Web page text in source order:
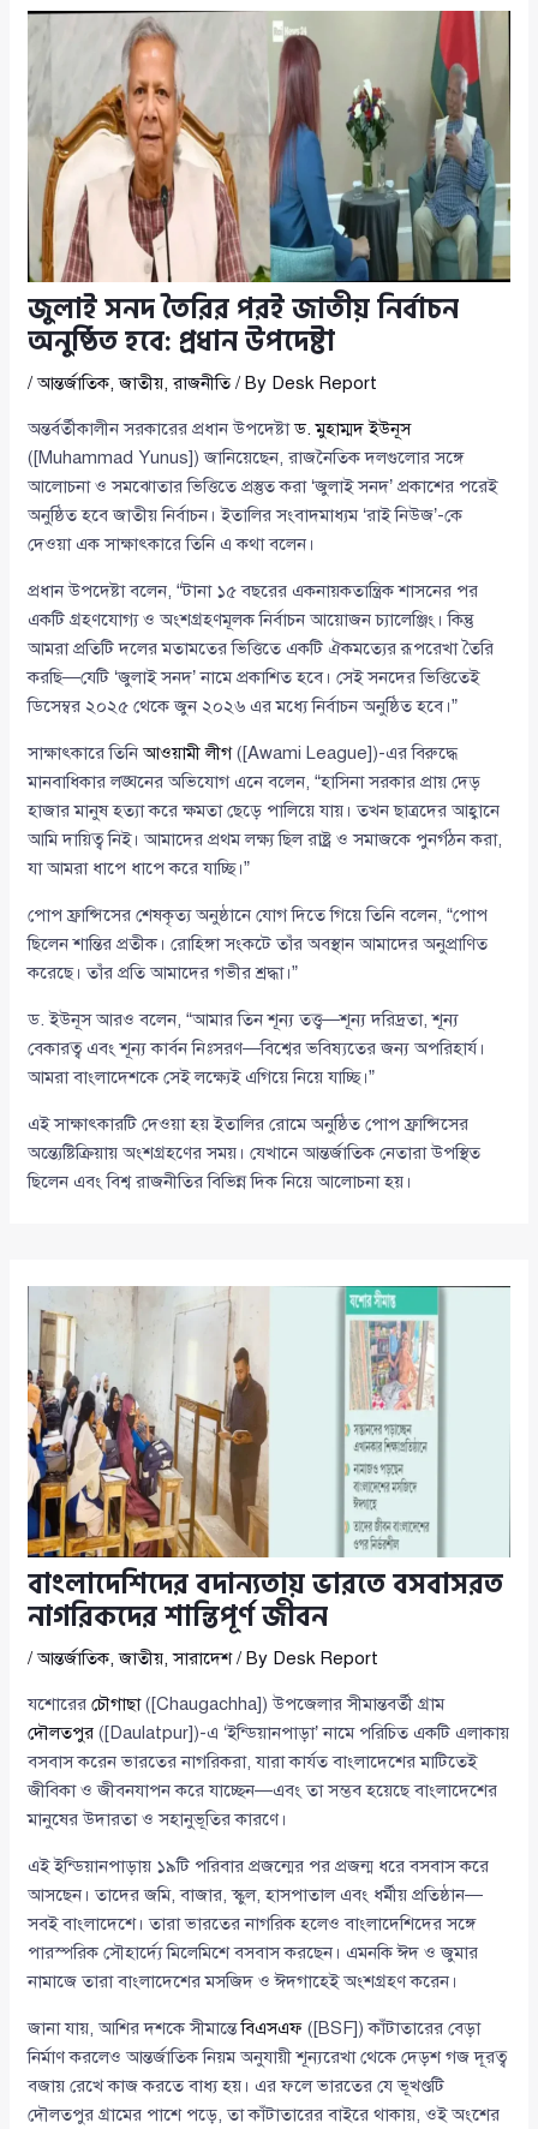
জুলাই সনদ তৈরির পরই জাতীয় নির্বাচন
অনুষ্ঠিত হবে: প্রধান উপদেষ্টা
/আন্তর্জাতিক,জাতীয়,রাজনীতি/ By Desk Report
অন্তর্বর্তীকালীন সরকারের প্রধান উপদেষ্টাড. মুহাম্মদ ইউনূস
([Muhammad Yunus]) জানিয়েছেন, রাজনৈতিক দলগুলোর সঙ্গে
আলোচনা ও সমঝোতার ভিত্তিতে প্রস্তুত করা ‘জুলাই সনদ’ প্রকাশের পরেই
অনুষ্ঠিত হবে জাতীয় নির্বাচন। ইতালির সংবাদমাধ্যম ‘রাই নিউজ’-কে
দেওয়া এক সাক্ষাৎকারে তিনি এ কথা বলেন।
প্রধান উপদেষ্টা বলেন, “টানা ১৫ বছরের একনায়কতান্ত্রিক শাসনের পর
একটি গ্রহণযোগ্য ও অংশগ্রহণমূলক নির্বাচন আয়োজন চ্যালেঞ্জিং। কিন্তু
আমরা প্রতিটি দলের মতামতের ভিত্তিতে একটি ঐকমত্যের রূপরেখা তৈরি
করছি—যেটি ‘জুলাই সনদ’ নামে প্রকাশিত হবে। সেই সনদের ভিত্তিতেই
ডিসেম্বর ২০২৫ থেকে জুন ২০২৬ এর মধ্যে নির্বাচন অনুষ্ঠিত হবে।”
সাক্ষাৎকারে তিনিআওয়ামী লীগ([Awami League])-এর বিরুদ্ধে
মানবাধিকার লঙ্ঘনের অভিযোগ এনে বলেন, “হাসিনা সরকার প্রায় দেড়
হাজার মানুষ হত্যা করে ক্ষমতা ছেড়ে পালিয়ে যায়। তখন ছাত্রদের আহ্বানে
আমি দায়িত্ব নিই। আমাদের প্রথম লক্ষ্য ছিল রাষ্ট্র ও সমাজকে পুনর্গঠন করা,
যা আমরা ধাপে ধাপে করে যাচ্ছি।”
পোপ ফ্রান্সিসের শেষকৃত্য অনুষ্ঠানে যোগ দিতে গিয়ে তিনি বলেন, “পোপ
ছিলেন শান্তির প্রতীক। রোহিঙ্গা সংকটে তাঁর অবস্থান আমাদের অনুপ্রাণিত
করেছে। তাঁর প্রতি আমাদের গভীর শ্রদ্ধা।”
ড. ইউনূস আরও বলেন, “আমার তিন শূন্য তত্ত্ব—শূন্য দরিদ্রতা, শূন্য
বেকারত্ব এবং শূন্য কার্বন নিঃসরণ—বিশ্বের ভবিষ্যতের জন্য অপরিহার্য।
আমরা বাংলাদেশকে সেই লক্ষ্যেই এগিয়ে নিয়ে যাচ্ছি।”
এই সাক্ষাৎকারটি দেওয়া হয় ইতালির রোমে অনুষ্ঠিত পোপ ফ্রান্সিসের
অন্ত্যেষ্টিক্রিয়ায় অংশগ্রহণের সময়। যেখানে আন্তর্জাতিক নেতারা উপস্থিত
ছিলেন এবং বিশ্ব রাজনীতির বিভিন্ন দিক নিয়ে আলোচনা হয়।
বাংলাদেশিদের বদান্যতায় ভারতে বসবাসরত
নাগরিকদের শান্তিপূর্ণ জীবন
/আন্তর্জাতিক,জাতীয়,সারাদেশ/ By Desk Report
যশোরেরচৌগাছা([Chaugachha]) উপজেলার সীমান্তবর্তী গ্রাম
দৌলতপুর ([Daulatpur])-এ ‘ইন্ডিয়ানপাড়া’ নামে পরিচিত একটি এলাকায়
বসবাস করেন ভারতের নাগরিকরা, যারা কার্যত বাংলাদেশের মাটিতেই
জীবিকা ও জীবনযাপন করে যাচ্ছেন—এবং তা সম্ভব হয়েছে বাংলাদেশের
মানুষের উদারতা ও সহানুভূতির কারণে।
এই ইন্ডিয়ানপাড়ায় ১৯টি পরিবার প্রজন্মের পর প্রজন্ম ধরে বসবাস করে
আসছেন। তাদের জমি, বাজার, স্কুল, হাসপাতাল এবং ধর্মীয় প্রতিষ্ঠান—
সবই বাংলাদেশে। তারা ভারতের নাগরিক হলেও বাংলাদেশিদের সঙ্গে
পারস্পরিক সৌহার্দ্যে মিলেমিশে বসবাস করছেন। এমনকি ঈদ ও জুমার
নামাজে তারা বাংলাদেশের মসজিদ ও ঈদগাহেই অংশগ্রহণ করেন।
জানা যায়, আশির দশকে সীমান্তেবিএসএফ ([BSF]) কাঁটাতারের বেড়া
নির্মাণ করলেও আন্তর্জাতিক নিয়ম অনুযায়ী শূন্যরেখা থেকে দেড়শ গজ দূরত্ব
বজায় রেখে কাজ করতে বাধ্য হয়। এর ফলে ভারতের যে ভূখণ্ডটি
দৌলতপুর গ্রামের পাশে পড়ে, তা কাঁটাতারের বাইরে থাকায়, ওই অংশের